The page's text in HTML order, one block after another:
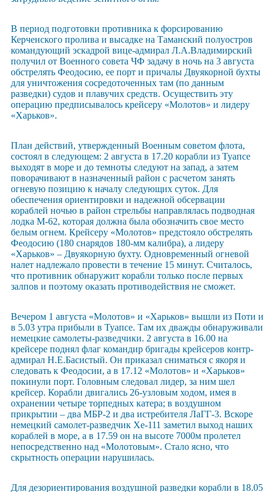
В период подготовки противника к форсированию
Керченского пролива и высадке на Таманский полуостров
командующий эскадрой вице-адмирал Л.А.Владимирский
получил от Военного совета ЧФ задачу в ночь на 3 августа
обстрелять Феодосию, ее порт и причалы Двуякорной бухты
для уничтожения сосредоточенных там (по данным
разведки) судов и плавучих средств. Осуществить эту
операцию предписывалось крейсеру «Молотов» и лидеру
«Харьков».
План действий, утвержденный Военным советом флота,
состоял в следующем: 2 августа в 17.20 корабли из Туапсе
выходят в море и до темноты следуют на запад, а затем
поворачивают в назначенный район с расчетом занять
огневую позицию к началу следующих суток. Для
обеспечения ориентировки и надежной обсервации
кораблей ночью в район стрельбы направлялась подводная
лодка М-62, которая должна была обозначить свое место
белым огнем. Крейсеру «Молотов» предстояло обстрелять
Феодосию (180 снарядов 180-мм калибра), а лидеру
«Харьков» – Двуякорную бухту. Одновременный огневой
налет надлежало провести в течение 15 минут. Считалось,
что противник обнаружит корабли только после первых
залпов и поэтому оказать противодействия не сможет.
Вечером 1 августа «Молотов» и «Харьков» вышли из Поти и
в 5.03 утра прибыли в Туапсе. Там их дважды обнаруживали
немецкие самолеты-разведчики. 2 августа в 16.00 на
крейсере поднял флаг командир бригады крейсеров контр-
адмирал Н.Е.Басистый. Он приказал сниматься с якоря и
следовать к Феодосии, а в 17.12 «Молотов» и «Харьков»
покинули порт. Головным следовал лидер, за ним шел
крейсер. Корабли двигались 26-узловым ходом, имея в
охранении четыре торпедных катера; в воздушном
прикрытии – два МБР-2 и два истребителя ЛаГГ-3. Вскоре
немецкий самолет-разведчик Хе-111 заметил выход наших
кораблей в море, а в 17.59 он на высоте 7000м пролетел
непосредственно над «Молотовым». Стало ясно, что
скрытность операции нарушилась.
Для дезориентирования воздушной разведки корабли в 18.05